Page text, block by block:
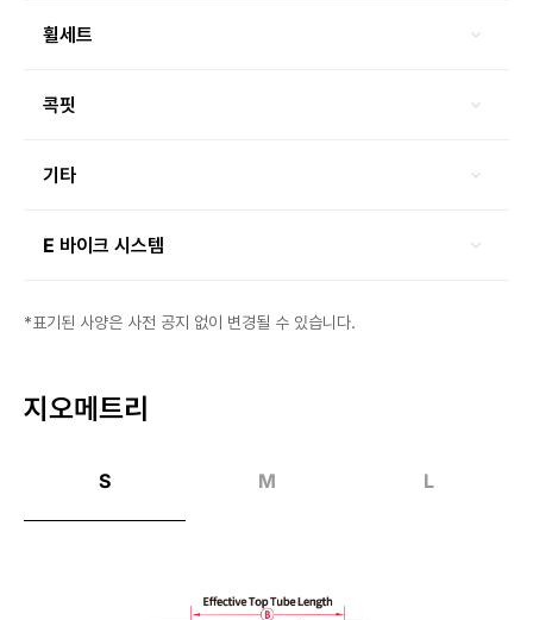
휠세트
콕핏
기타
E 바이크 시스템
*표기된 사양은 사전 공지 없이 변경될 수 있습니다.
지오메트리
S M L